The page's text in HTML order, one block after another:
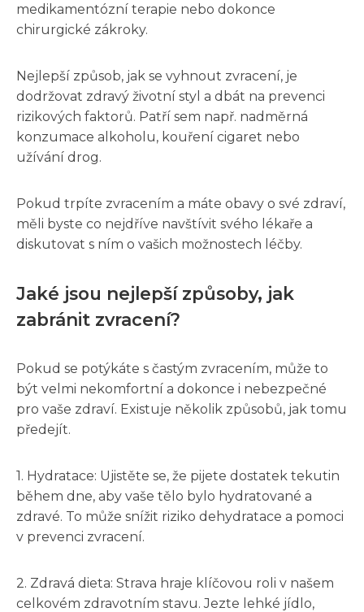
medikamentózní terapie nebo dokonce
chirurgické zákroky.
Nejlepší způsob, jak se vyhnout zvracení, je
dodržovat zdravý životní styl a dbát na prevenci
rizikových faktorů. Patří sem např. nadměrná
konzumace alkoholu, kouření cigaret nebo
užívání drog.
Pokud trpíte zvracením a máte obavy o své zdraví,
měli byste co nejdříve navštívit svého lékaře a
diskutovat s ním o vašich možnostech léčby.
Jaké jsou nejlepší způsoby, jak
zabránit zvracení?
Pokud se potýkáte s častým zvracením, může to
být velmi nekomfortní a dokonce i nebezpečné
pro vaše zdraví. Existuje několik způsobů, jak tomu
předejít.
1. Hydratace: Ujistěte se, že pijete dostatek tekutin
během dne, aby vaše tělo bylo hydratované a
zdravé. To může snížit riziko dehydratace a pomoci
v prevenci zvracení.
2. Zdravá dieta: Strava hraje klíčovou roli v našem
celkovém zdravotním stavu. Jezte lehké jídlo,